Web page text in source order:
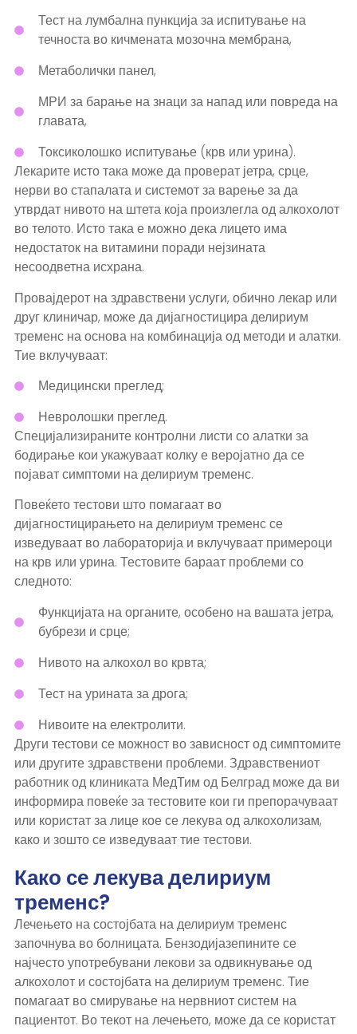
Тест на лумбална пункција за испитување на
течноста во кичмената мозочна мембрана,
Метаболички панел,
МРИ за барање на знаци за напад или повреда на
главата,
Токсиколошко испитување (крв или урина).
Лекарите исто така може да проверат јетра, срце,
нерви во стапалата и системот за варење за да
утврдат нивото на штета која произлегла од алкохолот
во телото. Исто така е можно дека лицето има
недостаток на витамини поради нејзината
несоодветна исхрана.
Провајдерот на здравствени услуги, обично лекар или
друг клиничар, може да дијагностицира делириум
тременс на основа на комбинација од методи и алатки.
Тие вклучуваат:
Медицински преглед;
Невролошки преглед.
Специјализираните контролни листи со алатки за
бодирање кои укажуваат колку е веројатно да се
појават симптоми на делириум тременс.
Повеќето тестови што помагаат во
дијагностицирањето на делириум тременс се
изведуваат во лабораторија и вклучуваат примероци
на крв или урина. Тестовите бараат проблеми со
следното:
Функцијата на органите, особено на вашата јетра,
бубрези и срце;
Нивото на алкохол во крвта;
Тест на урината за дрога;
Нивоите на електролити.
Други тестови се можност во зависност од симптомите
или другите здравствени проблеми. Здравствениот
работник од клиниката МедТим од Белград може да ви
информира повеќе за тестовите кои ги препорачуваат
или користат за лице кое се лекува од алкохолизам,
како и зошто се изведуваат тие тестови.
Како се лекува делириум
тременс?
Лечењето на состојбата на делириум тременс
започнува во болницата. Бензодијазепините се
најчесто употребувани лекови за одвикнување од
алкохолот и состојбата на делириум тременс. Тие
помагаат во смирување на нервниот систем на
пациентот. Во текот на лечењето, може да се користат